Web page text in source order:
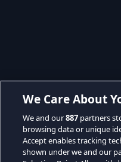
We Care About
We and our887 partners
browsing data or unique
Accept enables tracking
shown under we and our